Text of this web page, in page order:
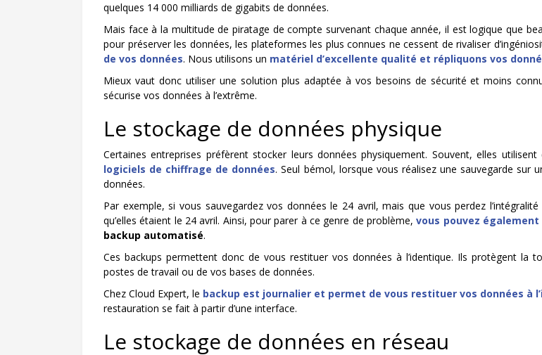
quelques 14 000 milliards de gigabits de données.
Mais face à la multitude de piratage de compte survenant chaque année, il est logique que
pour préserver les données, les plateformes les plus connues ne cessent de rivaliser
de vos données. Nous utilisons un matériel d’excellente qualité et répliquons vos
Mieux vaut donc utiliser une solution plus adaptée à vos besoins de sécurité et moins
sécurise vos données à l’extrême.
Le stockage de données physique
Certaines entreprises préfèrent stocker leurs données physiquement. Souvent, elles utilisent
logiciels de chiffrage de données. Seul bémol, lorsque vous réalisez une sauvegarde sur
données.
Par exemple, si vous sauvegardez vos données le 24 avril, mais que vous perdez
qu’elles étaient le 24 avril. Ainsi, pour parer à ce genre de problème,vous pouvez
backup automatisé.
Ces backups permettent donc de vous restituer vos données à l’identique. Ils protègent la
postes de travail ou de vos bases de données.
Chez Cloud Expert, le backup est journalier et permet de vous restituer vos données à
restauration se fait à partir d’une interface.
Le stockage de données en réseau